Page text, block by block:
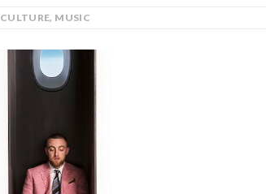
CULTURE, MUSIC